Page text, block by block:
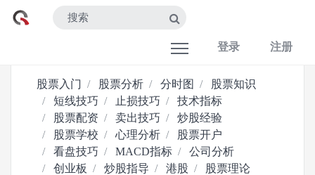
登录 注册
股票入门 股票分析 分时图
股票知识
短线技巧
止损技巧
技术指标
股票配资
卖出技巧
炒股经验
股票学校
心理分析
股票开户
看盘技巧
MACD指标
公司分析
创业板
炒股指导 港股
股票理论